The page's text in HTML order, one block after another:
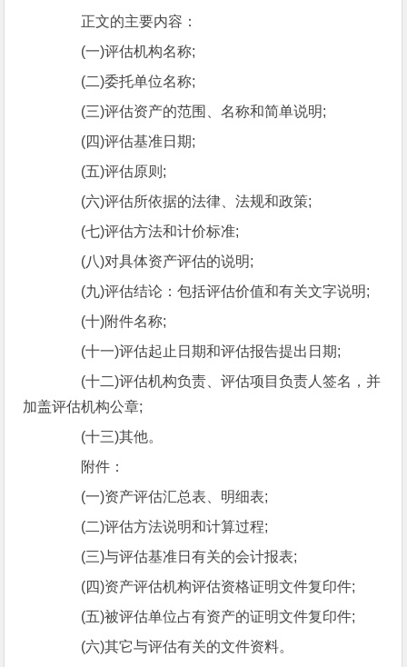
正文的主要内容：
(一)评估机构名称;
(二)委托单位名称;
(三)评估资产的范围、名称和简单说明;
(四)评估基准日期;
(五)评估原则;
(六)评估所依据的法律、法规和政策;
(七)评估方法和计价标准;
(八)对具体资产评估的说明;
(九)评估结论：包括评估价值和有关文字说明;
(十)附件名称;
(十一)评估起止日期和评估报告提出日期;
(十二)评估机构负责、评估项目负责人签名，并
加盖评估机构公章;
(十三)其他。
附件：
(一)资产评估汇总表、明细表;
(二)评估方法说明和计算过程;
(三)与评估基准日有关的会计报表;
(四)资产评估机构评估资格证明文件复印件;
(五)被评估单位占有资产的证明文件复印件;
(六)其它与评估有关的文件资料。